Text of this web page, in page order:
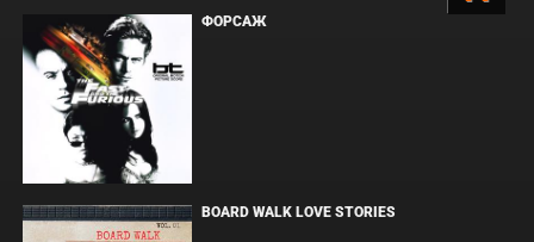
ФОРСАЖ
BOARD WALK LOVE STORIES